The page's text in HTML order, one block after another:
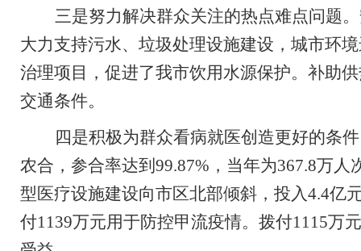
三是努力解决群众关注的热点难点问题。
大力支持污水、垃圾处理设施建设，城市环
治理项目，促进了我市饮用水源保护。补助
交通条件。
四是积极为群众看病就医创造更好的条
农合， 参合率达到 99.87% ，当年为367.8万人
型医疗设施建设向市区北部倾斜，投入4.4亿
付1139万元用于防控甲流疫情。拨付1115万